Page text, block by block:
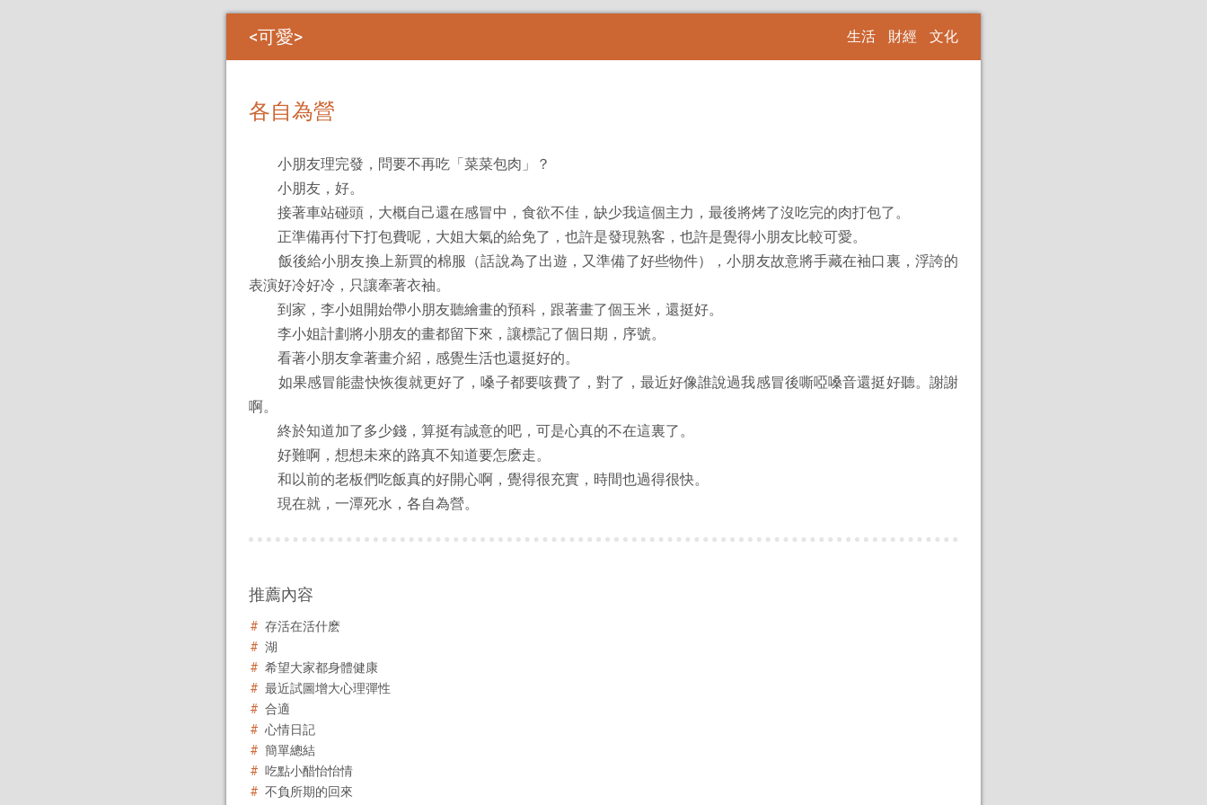
可愛 生活 財經 文化
各自為營
小朋友理完發，問要不再吃「菜菜包肉」？
小朋友，好。
接著車站碰頭，大概自己還在感冒中，食欲不佳，缺少我這個主力，最後將烤了沒吃完的肉打包了。
正準備再付下打包費呢，大姐大氣的給免了，也許是發現熟客，也許是覺得小朋友比較可愛。
飯後給小朋友換上新買的棉服（話說為了出遊，又準備了好些物件），小朋友故意將手藏在袖口裏，浮誇的
表演好冷好冷，只讓牽著衣袖。
到家，李小姐開始帶小朋友聽繪畫的預科，跟著畫了個玉米，還挺好。
李小姐計劃將小朋友的畫都留下來，讓標記了個日期，序號。
看著小朋友拿著畫介紹，感覺生活也還挺好的。
如果感冒能盡快恢復就更好了，嗓子都要咳費了，對了，最近好像誰說過我感冒後嘶啞嗓音還挺好聽。謝謝
啊。
終於知道加了多少錢，算挺有誠意的吧，可是心真的不在這裏了。
好難啊，想想未來的路真不知道要怎麽走。
和以前的老板們吃飯真的好開心啊，覺得很充實，時間也過得很快。
現在就，一潭死水，各自為營。
推薦內容
存活在活什麽
湖
希望大家都身體健康
最近試圖增大心理彈性
合適
心情日記
簡單總結
吃點小醋怡怡情
不負所期的回來